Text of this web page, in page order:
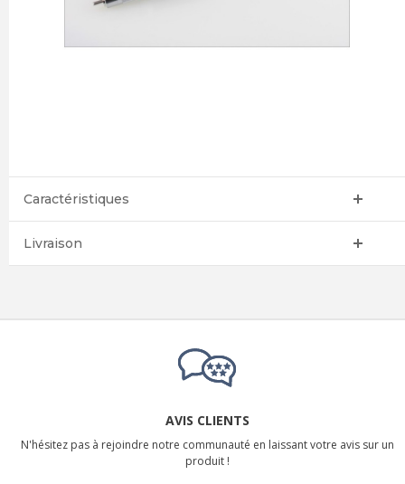
Caractéristiques
Livraison
AVIS CLIENTS
N'hésitez pas à rejoindre notre communauté en laissant votre avis sur un
produit !